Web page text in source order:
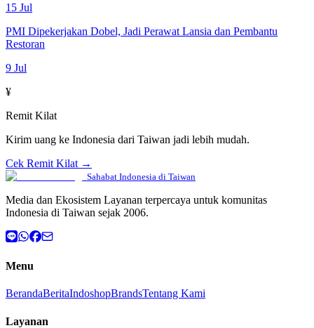
15 Jul
PMI Dipekerjakan Dobel, Jadi Perawat Lansia dan Pembantu
Restoran
9 Jul
¥
Remit Kilat
Kirim uang ke Indonesia dari Taiwan jadi lebih mudah.
Cek Remit Kilat →
Sahabat Indonesia di Taiwan
Media dan Ekosistem Layanan terpercaya untuk komunitas
Indonesia di Taiwan sejak 2006.
Menu
BerandaBeritaIndoshopBrandsTentang Kami
Layanan